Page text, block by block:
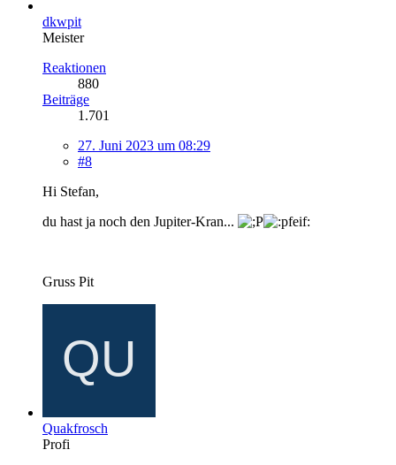
dkwpit
Meister
Reaktionen
880
Beiträge
1.701
27. Juni 2023 um 08:29
#8
Hi Stefan,
du hast ja noch den Jupiter-Kran...
Gruss Pit
Quakfrosch
Profi